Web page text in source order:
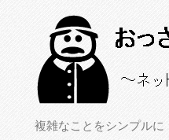
複雑なことをシンプルに